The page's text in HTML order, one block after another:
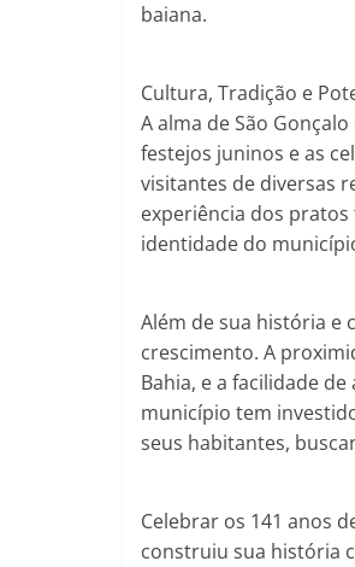
baiana.
Cultura, Tradição e
A alma de São
festejos juninos e as
visitantes de diversas
experiência dos
identidade do
Além de sua história e
crescimento. A
Bahia, e a facilidade
município tem
seus habitantes,
Celebrar os 141 anos
construiu sua história